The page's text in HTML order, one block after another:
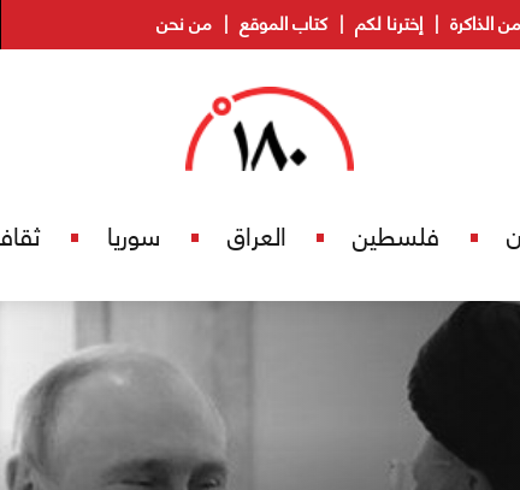
من الذاكرة إخترنا لكم كتاب الموقع من نحن
فلسطين العراق سوريا